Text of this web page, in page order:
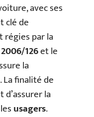
avec ses
clé de
régies par la
126et le
la
finalité de
la
usagers.